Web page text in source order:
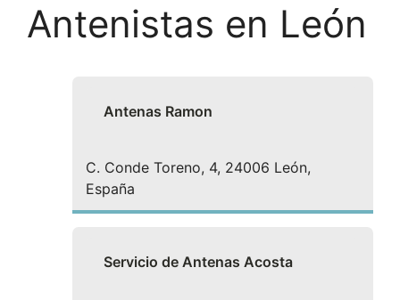
Antenistas en León
Antenas Ramon
C. Conde Toreno, 4, 24006 León,
España
Servicio de Antenas Acosta